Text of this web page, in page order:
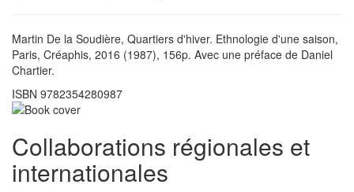
Martin De la Soudière, Quartiers d'hiver. Ethnologie d'une saison,
Paris, Créaphis, 2016 (1987), 156p. Avec une préface de Daniel
Chartier.
ISBN 9782354280987
Collaborations régionales et
internationales